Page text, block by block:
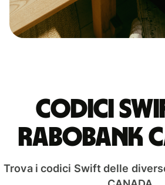
Codici
RABOBANK
Trova i codici Swift delle